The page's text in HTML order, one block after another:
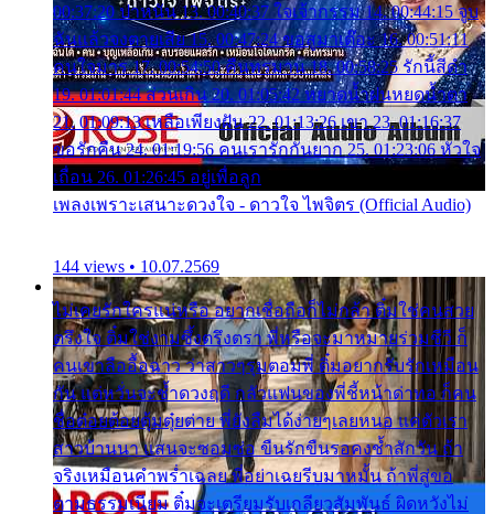
00:37:20 ปาหนัน 13. 00:40:37 ใจเจ้ากรรม 14. 00:44:15 จูบ
ฉันแล้วจงตายเสีย 15. 00:47:24 ขอสูมาเต๊อะ 16. 00:51:11
คนใจมาร 17. 00:54:50 คืนทรมาน 18. 00:58:25 รักนี้สีดำ
19. 01:01:44 ส่วนเกิน 20. 01:05:42 หยาดน้ำฝนหยดน้ำตา
21. 01:09:13 เหลือเพียงฝัน 22. 01:13:26 เขา 23. 01:16:37
ขอรักคืน 24. 01:19:56 คนเรารักกันยาก 25. 01:23:06 หัวใจ
เถื่อน 26. 01:26:45 อยู่เพื่อลูก
เพลงเพราะเสนาะดวงใจ - ดาวใจ ไพจิตร (Official Audio)
144 views • 10.07.2569
ไม่เคยรักใครแน่หรือ อยากเชื่อถือก็ไม่กล้า ติ๋มใช่คนสวย
ตรึงใจ ติ๋มใช่งามซึ้งตรึงตรา พี่หรือจะมาหมายร่วมชีวี ก็
คนเขาลืออื้อฉาว ว่าสาวๆรุมตอมพี่ ติ๋มอยากรับรักเหมือน
กัน แต่หวั่นจะช้ำดวงฤดี กลัวแฟนของพี่ชี้หน้าด่าทอ ก็คน
ชื่อต๋อยต้อยตุ้มตุ๋ยต่าย พี่ยังลืมได้ง่ายๆเลยหนอ แค่ตัวเรา
สาวบ้านนา แสนจะซอมซ่อ ขืนรักขืนรอคงช้ำสักวัน ถ้า
จริงเหมือนคำพร่ำเฉลย พี่อย่าเฉยรีบมาหมั้น ถ้าพี่สู่ขอ
ตามธรรมเนียม ติ๋มจะเตรียมรับเกลียวสัมพันธ์ ผิดหวังไม่